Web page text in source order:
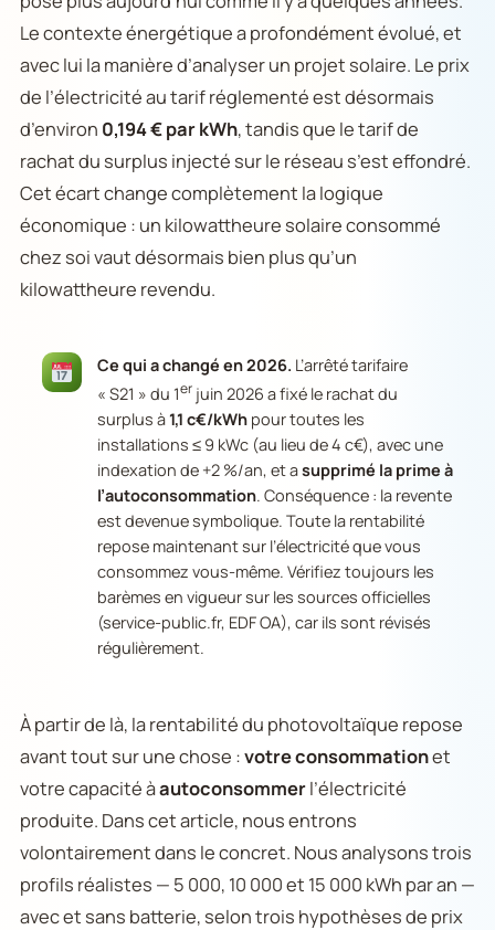
Le contexte énergétique a profondément évolué, et
avec lui la manière d’analyser un projet solaire. Le prix
de l’électricité au tarif réglementé est désormais
d’environ 0,194 € par kWh, tandis que le tarif de
rachat du surplus injecté sur le réseau s’est effondré.
Cet écart change complètement la logique
économique : un kilowattheure solaire consommé
chez soi vaut désormais bien plus qu’un
kilowattheure revendu.
Ce qui a changé en 2026. L’arrêté tarifaire
« S21 » du 1er juin 2026 a fixé le rachat du
surplus à1,1 c€/kWh pour toutes les
installations ≤ 9 kWc (au lieu de 4 c€), avec une
indexation de +2 %/an, et asupprimé la prime à
l’autoconsommation. Conséquence : la revente
est devenue symbolique. Toute la rentabilité
repose maintenant sur l’électricité que vous
consommez vous-même. Vérifiez toujours les
barèmes en vigueur sur les sources officielles
(service-public.fr, EDF OA), car ils sont révisés
régulièrement.
À partir de là, la rentabilité du photovoltaïque repose
avant tout sur une chose :votre consommationet
votre capacité àautoconsommerl’électricité
produite. Dans cet article, nous entrons
volontairement dans le concret. Nous analysons trois
profils réalistes — 5 000, 10 000 et 15 000 kWh par an —
avec et sans batterie, selon trois hypothèses de prix